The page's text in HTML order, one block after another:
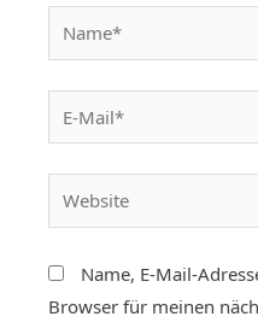
Name, E-Mail-
Browser für meinen